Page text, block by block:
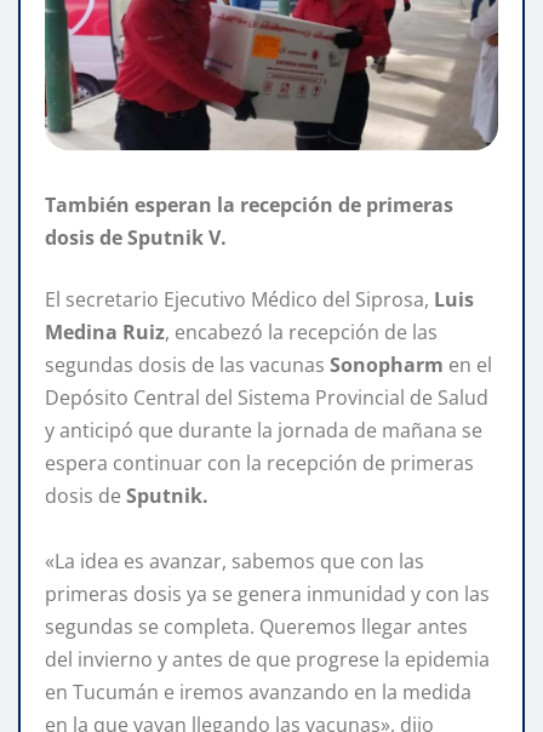
También esperan la recepción de primeras
dosis de Sputnik V.
El secretario Ejecutivo Médico del Siprosa, Luis
Medina Ruiz, encabezó la recepción de las
segundas dosis de las vacunas Sonopharm en el
Depósito Central del Sistema Provincial de Salud
y anticipó que durante la jornada de mañana se
espera continuar con la recepción de primeras
dosis de Sputnik.
«La idea es avanzar, sabemos que con las
primeras dosis ya se genera inmunidad y con las
segundas se completa. Queremos llegar antes
del invierno y antes de que progrese la epidemia
en Tucumán e iremos avanzando en la medida
en la que vayan llegando las vacunas», dijo